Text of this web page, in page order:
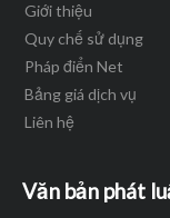
Giới thiệu
Quy chế sử dụng
Pháp điển Net
Bảng giá dịch vụ
Liên hệ
Văn bản phát